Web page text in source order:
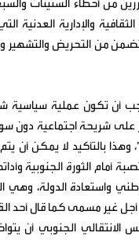
من أخطاء الستينات
الثقافية والإدارية
تتضمن من التحريض
يجب أن تكون عملية
شريحة اجتماعية دون
وهذا بالتأكيد لا يمكن
أمام الثورة الجنوبية
واستعادة الدولة، وهي
غير مسمى كما قال أحد